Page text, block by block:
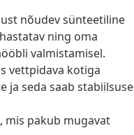
nõudev sünteetiline
ning oma
valmistamisel.
vettpidava kotiga
ja seda saab stabiilsuse
mis pakub mugavat